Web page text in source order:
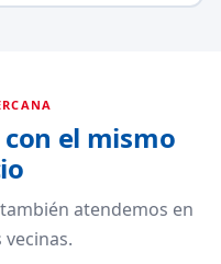
el mismo
atendemos en